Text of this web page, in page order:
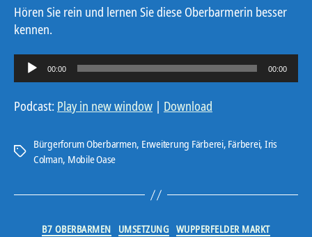
Hören Sie rein und lernen Sie diese Oberbarmerin besser
kennen.
u
d
-
l
00:00 00:00
Podcast: Play in new window | Download
Schlagwörter
Bürgerforum Oberbarmen, Erweiterung Färberei, Färberei, Iris
Colman, Mobile Oase
Kategorien
B7 OBERBARMEN UMSETZUNG WUPPERFELDER MARKT